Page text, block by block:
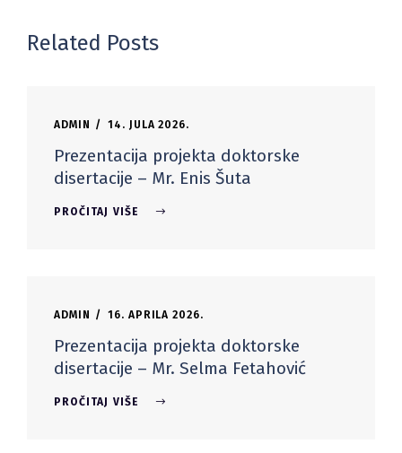
Related Posts
ADMIN 14. JULA 2026.
Prezentacija projekta doktorske
disertacije – Mr. Enis Šuta
PROČITAJ VIŠE
ADMIN 16. APRILA 2026.
Prezentacija projekta doktorske
disertacije – Mr. Selma Fetahović
PROČITAJ VIŠE